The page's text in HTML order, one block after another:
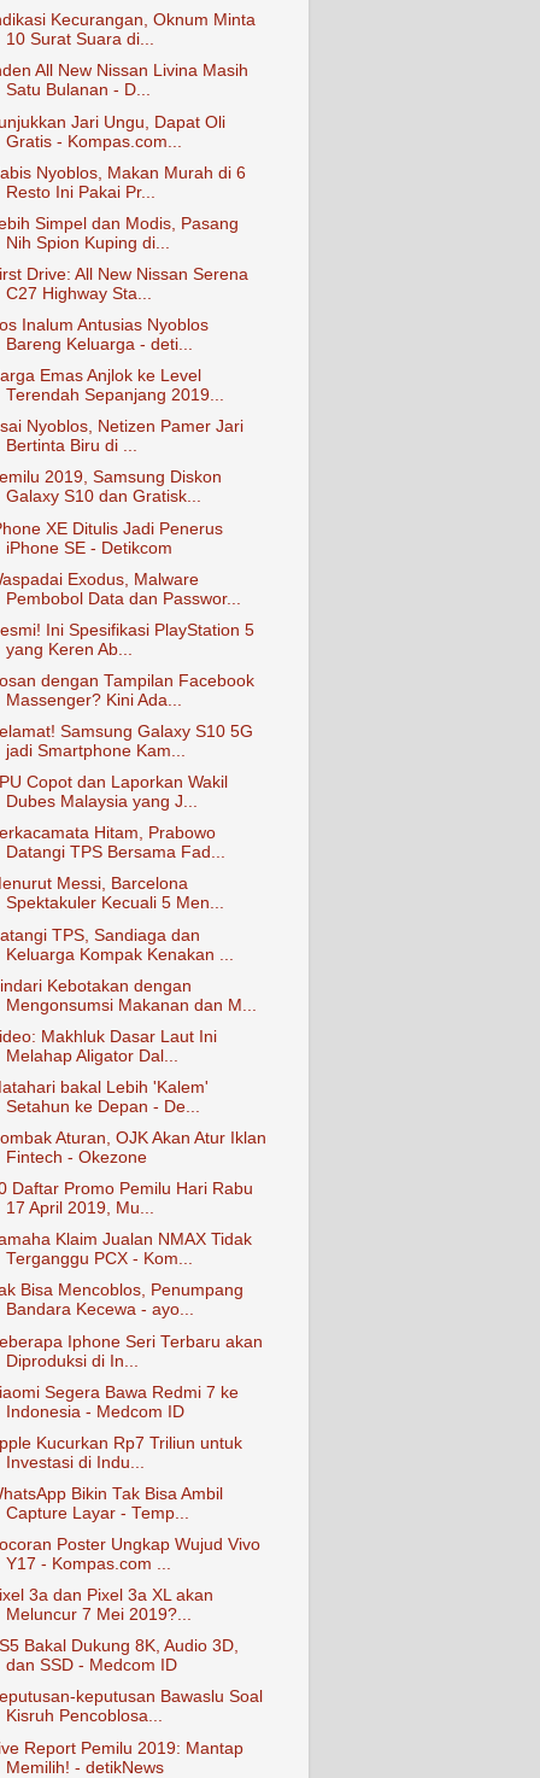
Kecurangan, Oknum Minta
10 Surat Suara di...
All New Nissan Livina Masih
Satu Bulanan - D...
Jari Ungu, Dapat Oli
Gratis - Kompas.com...
Nyoblos, Makan Murah di 6
Resto Ini Pakai Pr...
Simpel dan Modis, Pasang
Nih Spion Kuping di...
Drive: All New Nissan Serena
C27 Highway Sta...
Inalum Antusias Nyoblos
Bareng Keluarga - deti...
Emas Anjlok ke Level
Terendah Sepanjang 2019...
Nyoblos, Netizen Pamer Jari
Bertinta Biru di ...
2019, Samsung Diskon
Galaxy S10 dan Gratisk...
XE Ditulis Jadi Penerus
iPhone SE - Detikcom
Exodus, Malware
Pembobol Data dan Passwor...
Ini Spesifikasi PlayStation 5
yang Keren Ab...
dengan Tampilan Facebook
Massenger? Kini Ada...
Samsung Galaxy S10 5G
jadi Smartphone Kam...
Copot dan Laporkan Wakil
Dubes Malaysia yang J...
Hitam, Prabowo
Datangi TPS Bersama Fad...
Messi, Barcelona
Spektakuler Kecuali 5 Men...
TPS, Sandiaga dan
Keluarga Kompak Kenakan ...
Kebotakan dengan
Mengonsumsi Makanan dan M...
Makhluk Dasar Laut Ini
Melahap Aligator Dal...
bakal Lebih 'Kalem'
Setahun ke Depan - De...
Aturan, OJK Akan Atur Iklan
Fintech - Okezone
Daftar Promo Pemilu Hari Rabu
17 April 2019, Mu...
Klaim Jualan NMAX Tidak
Terganggu PCX - Kom...
Bisa Mencoblos, Penumpang
Bandara Kecewa - ayo...
Iphone Seri Terbaru akan
Diproduksi di In...
Segera Bawa Redmi 7 ke
Indonesia - Medcom ID
Kucurkan Rp7 Triliun untuk
Investasi di Indu...
Bikin Tak Bisa Ambil
Capture Layar - Temp...
Poster Ungkap Wujud Vivo
Y17 - Kompas.com ...
3a dan Pixel 3a XL akan
Meluncur 7 Mei 2019?...
Bakal Dukung 8K, Audio 3D,
dan SSD - Medcom ID
keputusan Bawaslu Soal
Kisruh Pencoblosa...
Report Pemilu 2019: Mantap
Memilih! - detikNews